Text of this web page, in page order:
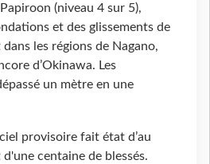
(niveau 4 sur 5),
et des glissements de
les régions de Nagano,
d’Okinawa. Les
un mètre en une
provisoire fait état d’au
centaine de blessés.